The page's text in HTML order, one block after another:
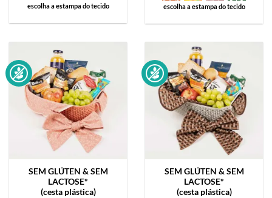
escolha a estampa do tecido escolha a estampa do tecido
SEM GLÚTEN & SEM
LACTOSE*
(cesta plástica)
SEM GLÚTEN & SEM
LACTOSE*
(cesta plástica)